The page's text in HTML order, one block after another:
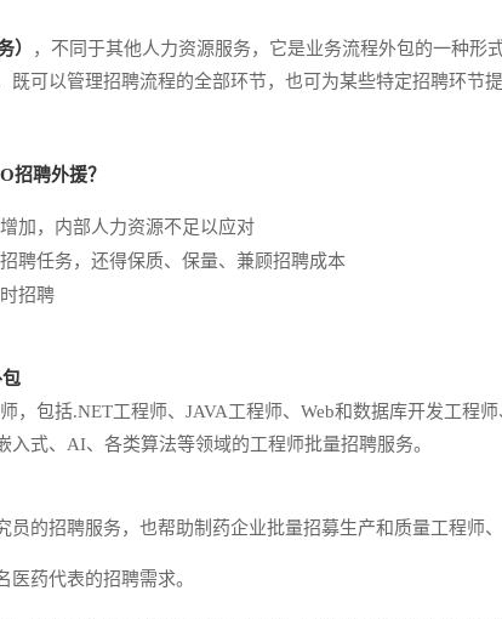
）
，不同于其他人力资源服务，它是业务流程外包的一种形
可以管理招聘流程的全部环节，也可为某些特定招聘环节
招聘外援？
加，内部人力资源不足以应对
聘任务，还得保质、保量、兼顾招聘成本
招聘
，包括.NET工程师、JAVA工程师、Web和数据库开发工程
式、AI、各类算法等领域的工程师批量招聘服务。
的招聘服务，也帮助制药企业批量招募生产和质量工程师
药代表的招聘需求。